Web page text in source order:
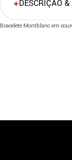
DESCRIÇÃO
Bracelete Montblanc em